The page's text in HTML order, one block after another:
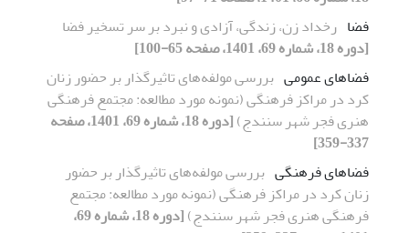
فضا رخداد زن، زندگی، آزادی و نبرد بر سر تسخیر فضا
[دوره 18، شماره 69، 1401، صفحه 65-100]
فضاهای عمومی بررسی مولفه‌های تاثیرگذار بر حضور زنان
کرد در مراکز فرهنگی (نمونه مورد مطالعه: مجتمع فرهنگی
هنری فجر شهر سنندج)
[دوره 18، شماره 69، 1401، صفحه
337-359]
فضاهای فرهنگی بررسی مولفه‌های تاثیرگذار بر حضور
زنان کرد در مراکز فرهنگی (نمونه مورد مطالعه: مجتمع
فرهنگی هنری فجر شهر سنندج)
[دوره 18، شماره 69،